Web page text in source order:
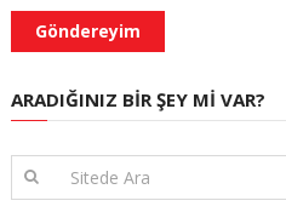
ARADIĞINIZ BIR ŞEY MI VAR?